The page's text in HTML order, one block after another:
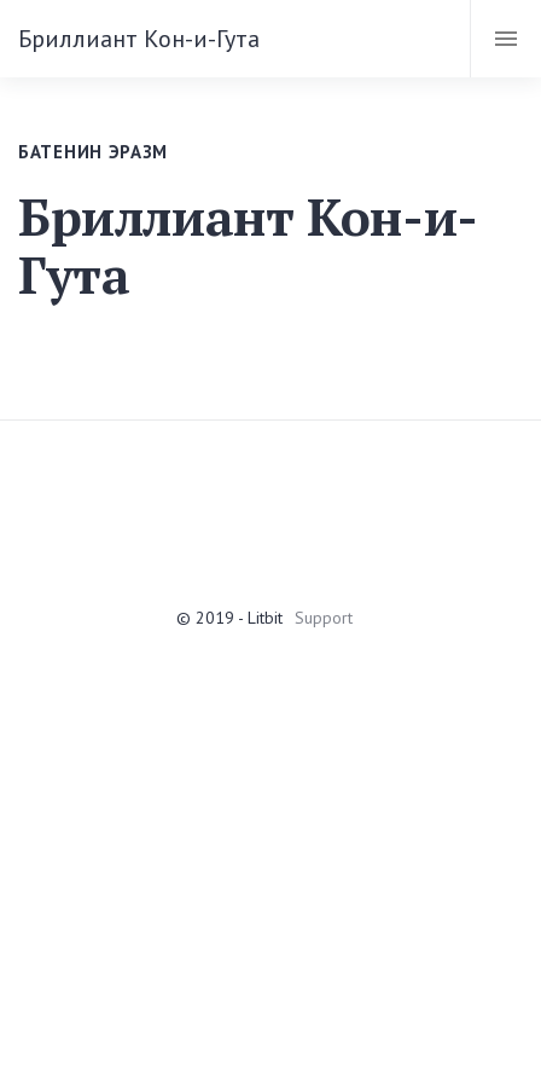
Бриллиант Кон-и-Гута
БАТЕНИН ЭРАЗМ
Бриллиант Кон-и-
Гута
© 2019 - Litbit Support